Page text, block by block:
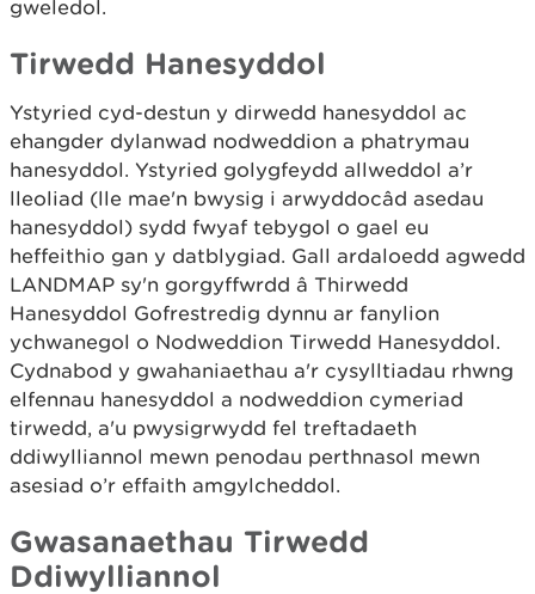
gweledol.
Tirwedd Hanesyddol
Ystyried cyd-destun y dirwedd hanesyddol ac
ehangder dylanwad nodweddion a phatrymau
hanesyddol. Ystyried golygfeydd allweddol a’r
lleoliad (lle mae'n bwysig i arwyddocâd asedau
hanesyddol) sydd fwyaf tebygol o gael eu
heffeithio gan y datblygiad. Gall ardaloedd agwedd
LANDMAP sy'n gorgyffwrdd â Thirwedd
Hanesyddol Gofrestredig dynnu ar fanylion
ychwanegol o Nodweddion Tirwedd Hanesyddol.
Cydnabod y gwahaniaethau a'r cysylltiadau rhwng
elfennau hanesyddol a nodweddion cymeriad
tirwedd, a'u pwysigrwydd fel treftadaeth
ddiwylliannol mewn penodau perthnasol mewn
asesiad o’r effaith amgylcheddol.
Gwasanaethau Tirwedd
Ddiwylliannol